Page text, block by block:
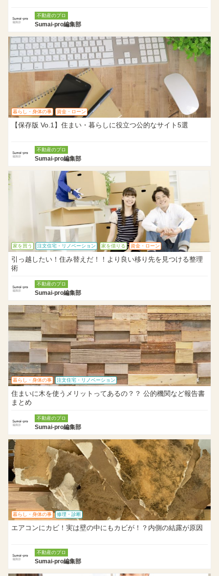
不動産のプロ
Sumai-pro編集部
暮らし・身体の事 資金・ローン
【保存版 Vo.1】住まい・暮らしに役立つ公的なサイト5選
不動産のプロ
Sumai-pro編集部
家を買う 注文住宅・リノベーション 家を借りる 資金・ローン
引っ越したい！住み替えだ！！より良い移り先を見つける整理
術
不動産のプロ
Sumai-pro編集部
暮らし・身体の事 注文住宅・リノベーション
住まいに木を使うメリットってあるの？？ 公的機関など報告書
まとめ
不動産のプロ
Sumai-pro編集部
暮らし・身体の事 修理・診断
エアコンにカビ！実は壁の中にもカビが！？内側の結露が原因
不動産のプロ
Sumai-pro編集部